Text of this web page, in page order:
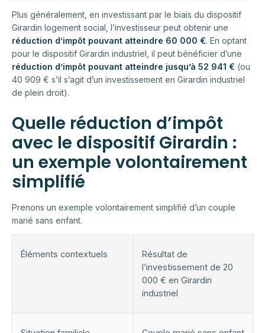
Plus généralement, en investissant par le biais du dispositif
Girardin logement social, l’investisseur peut obtenir une
réduction d’impôt pouvant atteindre 60 000 €. En optant
pour le dispositif Girardin industriel, il peut bénéficier d’une
réduction d’impôt pouvant atteindre jusqu’à 52 941 € (ou
40 909 € s’il s’agit d’un investissement en Girardin industriel
de plein droit).
Quelle réduction d’impôt
avec le dispositif Girardin :
un exemple volontairement
simplifié
Prenons un exemple volontairement simplifié d’un couple
marié sans enfant.
Éléments contextuels
Résultat de
l’investissement de 20
000 € en Girardin
industriel